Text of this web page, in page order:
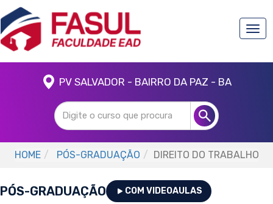
PV SALVADOR - BAIRRO DA PAZ - BA
HOME PÓS-GRADUAÇÃO DIREITO DO TRABALHO
PÓS-GRADUAÇÃO COM VIDEOAULAS